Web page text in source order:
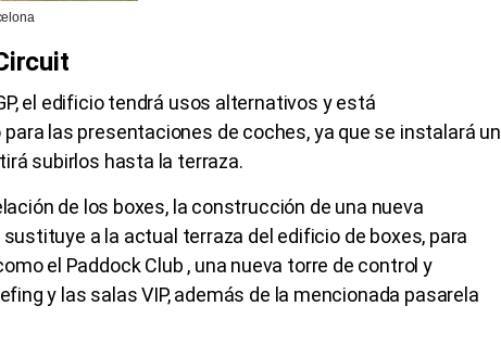
el edificio tendrá usos alternativos y está
las presentaciones de coches, ya que se instalará un
subirlos hasta la terraza.
de los boxes, la construcción de una nueva
a la actual terraza del edificio de boxes, para
el Paddock Club , una nueva torre de control y
y las salas VIP, además de la mencionada pasarela